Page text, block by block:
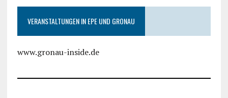
VERANSTALTUNGEN IN EPE UND GRONAU
www.gronau-inside.de